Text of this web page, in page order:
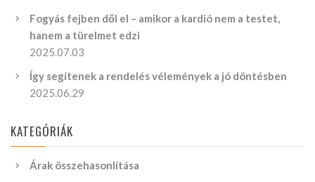
Fogyás fejben dől el – amikor a kardió nem a testet,
hanem a türelmet edzi
2025.07.03
Így segítenek a rendelés vélemények a jó döntésben
2025.06.29
KATEGÓRIÁK
Árak összehasonlítása